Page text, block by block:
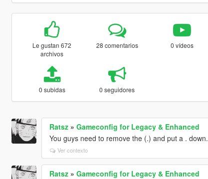
Le gustan 672
archivos
28 comentarios 0 vídeos
0 subidas 0 seguidores
Ratsz» Gameconfig for Legacy & Enhanced
You guys need to remove the (.) and put a . down.
Ver contexto
Ratsz» Gameconfig for Legacy & Enhanced